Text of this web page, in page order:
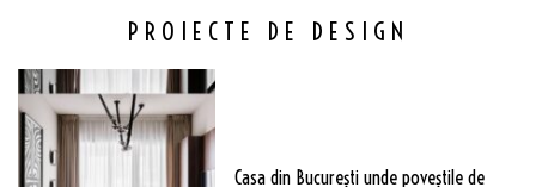
PROIECTE DE DESIGN
Casa din București unde poveștile de